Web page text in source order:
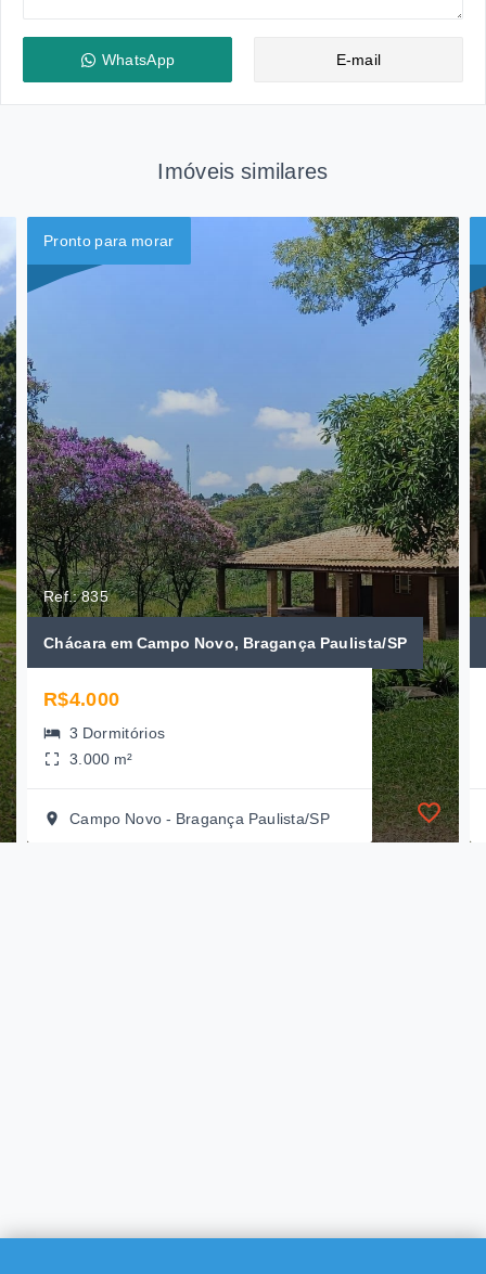
WhatsApp E-mail
Imóveis similares
Pronto para morar
Ref.: 835
Chácara em Campo Novo, Bragança Paulista/SP
R$4.000
3 Dormitórios
3.000 m²
Campo Novo - Bragança Paulista/SP